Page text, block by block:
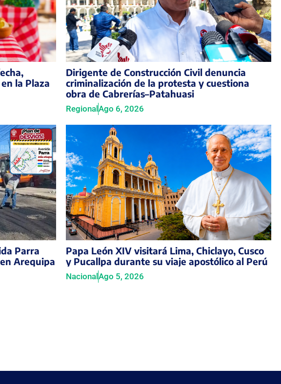
la Plaza
Dirigente de Construcción Civil denuncia
criminalización de la protesta y cuestiona
obra de Cabrerías–Patahuasi
RegionalAgo 6, 2026
Parra
Arequipa
Papa León XIV visitará Lima, Chiclayo, Cusco
y Pucallpa durante su viaje apostólico al Perú
NacionalAgo 5, 2026